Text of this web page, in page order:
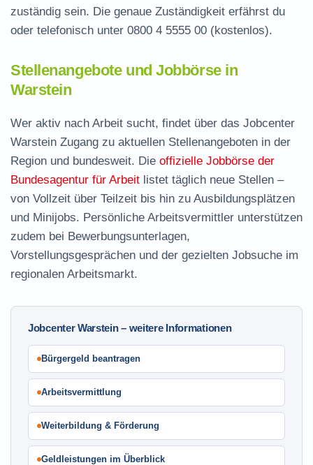
zuständig sein. Die genaue Zuständigkeit erfährst du
oder telefonisch unter 0800 4 5555 00 (kostenlos).
Stellenangebote und Jobbörse in
Warstein
Wer aktiv nach Arbeit sucht, findet über das Jobcenter
Warstein Zugang zu aktuellen Stellenangeboten in der
Region und bundesweit. Die offizielle Jobbörse der
Bundesagentur für Arbeit listet täglich neue Stellen –
von Vollzeit über Teilzeit bis hin zu Ausbildungsplätzen
und Minijobs. Persönliche Arbeitsvermittler unterstützen
zudem bei Bewerbungsunterlagen,
Vorstellungsgesprächen und der gezielten Jobsuche im
regionalen Arbeitsmarkt.
Jobcenter Warstein – weitere Informationen
Bürgergeld beantragen
Arbeitsvermittlung
Weiterbildung & Förderung
Geldleistungen im Überblick